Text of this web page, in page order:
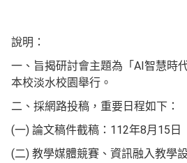
說明：
一、旨揭研討會主題為「AI智慧時
本校淡水校園舉行。
二、採網路投稿，重要日程如下：
(一) 論文稿件截稿：112年8月15日
(二) 教學媒體競賽、資訊融入教學